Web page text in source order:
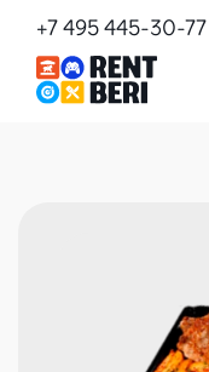
+7 495 445-30-77